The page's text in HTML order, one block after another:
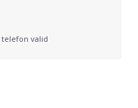
valid